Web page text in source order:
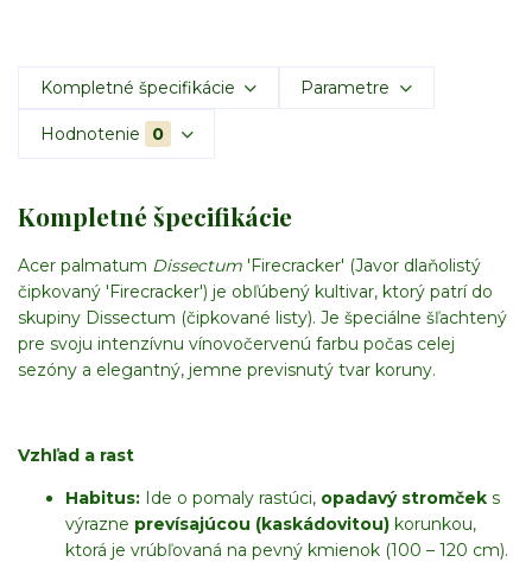
Kompletné špecifikácie Parametre
Hodnotenie 0
Kompletné špecifikácie
Acer palmatum Dissectum 'Firecracker' (Javor dlaňolistý
čipkovaný 'Firecracker') je obľúbený kultivar, ktorý patrí do
skupiny Dissectum (čipkované listy). Je špeciálne šľachtený
pre svoju intenzívnu vínovočervenú farbu počas celej
sezóny a elegantný, jemne previsnutý tvar koruny.
Vzhľad a rast
Habitus: Ide o pomaly rastúci, opadavý stromček s
výrazne prevísajúcou (kaskádovitou) korunkou,
ktorá je vrúbľovaná na pevný kmienok (100 – 120 cm).